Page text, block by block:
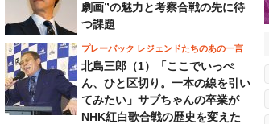
劇画”の魅力と考察合戦の先に待
つ課題
プレーバック レジェンドたちのあの一言
北島三郎（1）「ここでいっぺ
ん、ひと区切り。一本の線を引い
てみたい」サブちゃんの卒業が
NHK紅白歌合戦の歴史を変えた